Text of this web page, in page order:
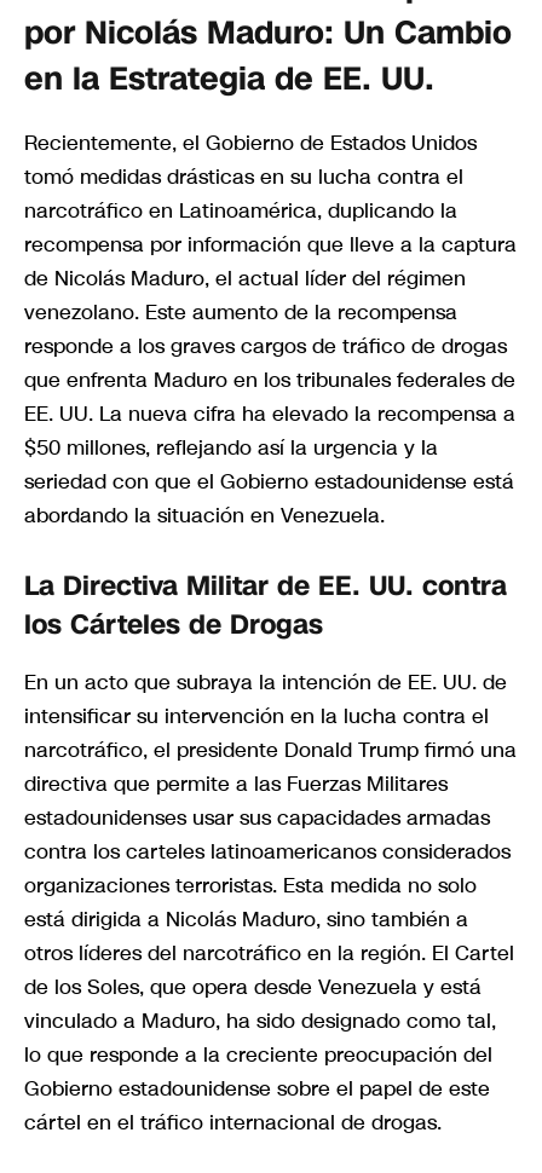
por Nicolás Maduro: Un Cambio
en la Estrategia de EE. UU.
Recientemente, el Gobierno de Estados Unidos
tomó medidas drásticas en su lucha contra el
narcotráfico en Latinoamérica, duplicando la
recompensa por información que lleve a la captura
de Nicolás Maduro, el actual líder del régimen
venezolano. Este aumento de la recompensa
responde a los graves cargos de tráfico de drogas
que enfrenta Maduro en los tribunales federales de
EE. UU. La nueva cifra ha elevado la recompensa a
$50 millones, reflejando así la urgencia y la
seriedad con que el Gobierno estadounidense está
abordando la situación en Venezuela.
La Directiva Militar de EE. UU. contra
los Cárteles de Drogas
En un acto que subraya la intención de EE. UU. de
intensificar su intervención en la lucha contra el
narcotráfico, el presidente Donald Trump firmó una
directiva que permite a las Fuerzas Militares
estadounidenses usar sus capacidades armadas
contra los carteles latinoamericanos considerados
organizaciones terroristas. Esta medida no solo
está dirigida a Nicolás Maduro, sino también a
otros líderes del narcotráfico en la región. El Cartel
de los Soles, que opera desde Venezuela y está
vinculado a Maduro, ha sido designado como tal,
lo que responde a la creciente preocupación del
Gobierno estadounidense sobre el papel de este
cártel en el tráfico internacional de drogas.